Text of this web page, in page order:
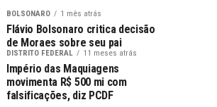
BOLSONARO 1 mês atrás
Flávio Bolsonaro critica decisão
de Moraes sobre seu pai
DISTRITO FEDERAL 11 meses atrás
Império das Maquiagens
movimenta R$ 500 mi com
falsificações, diz PCDF